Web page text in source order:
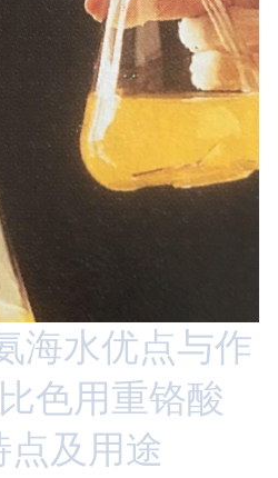
海水优点与作
色用重铬酸
点及用途